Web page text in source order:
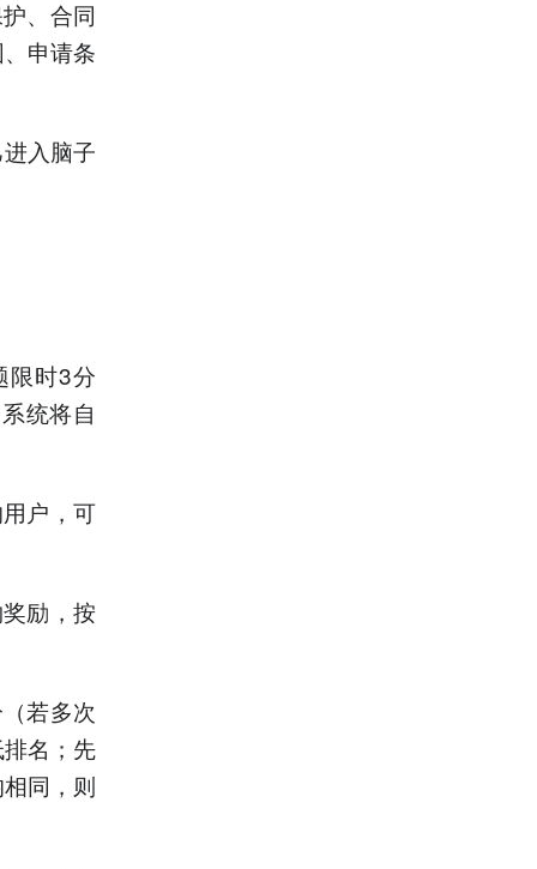
、合同
申请条
入脑子
限时3分
统将自
户，可
励，按
若多次
名；先
同，则